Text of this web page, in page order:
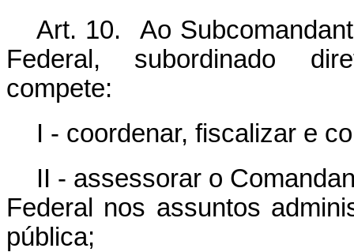
Art. 10. Ao
Federal, subordinado
compete:
I - coordenar, fiscalizar e
II - assessorar o
Federal nos assuntos
pública;